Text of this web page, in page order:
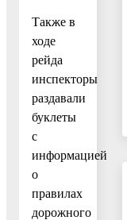
Также в
ходе
рейда
инспекторы
раздавали
буклеты
с
информацией
о
правилах
дорожного